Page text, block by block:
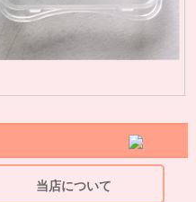
当店について